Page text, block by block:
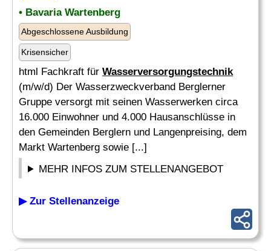
• Bavaria Wartenberg
Abgeschlossene Ausbildung
Krisensicher
html Fachkraft für Wasserversorgungstechnik
(m/w/d) Der Wasserzweckverband Berglerner
Gruppe versorgt mit seinen Wasserwerken circa
16.000 Einwohner und 4.000 Hausanschlüsse in
den Gemeinden Berglern und Langenpreising, dem
Markt Wartenberg sowie [...]
MEHR INFOS ZUM STELLENANGEBOT
▶ Zur Stellenanzeige